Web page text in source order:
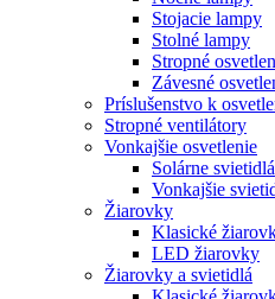
Stojacie lampy
Stolné lampy
Stropné
Závesné
Príslušenstvo k
Stropné ventilátory
Vonkajšie osvetlenie
Solárne svietidlá
Vonkajšie
Žiarovky
Klasické
LED žiarovky
Žiarovky a svietidlá